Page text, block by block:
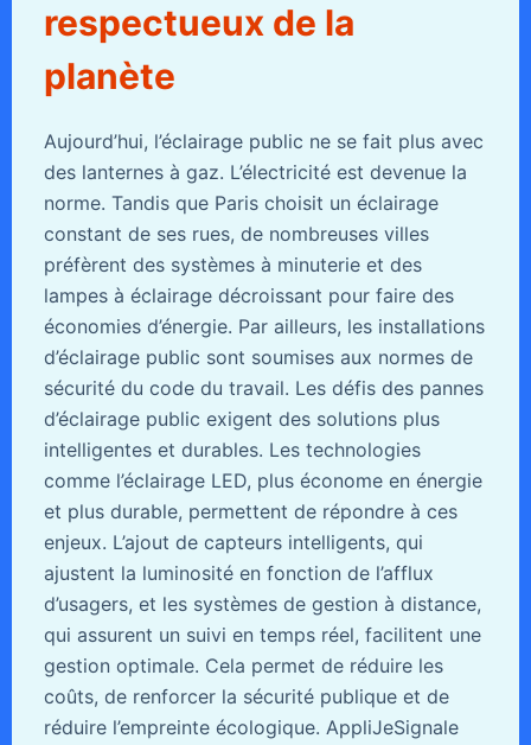
respectueux de la
planète
Aujourd’hui, l’éclairage public ne se fait plus avec
des lanternes à gaz. L’électricité est devenue la
norme. Tandis que Paris choisit un éclairage
constant de ses rues, de nombreuses villes
préfèrent des systèmes à minuterie et des
lampes à éclairage décroissant pour faire des
économies d’énergie. Par ailleurs, les installations
d’éclairage public sont soumises aux normes de
sécurité du code du travail. Les défis des pannes
d’éclairage public exigent des solutions plus
intelligentes et durables. Les technologies
comme l’éclairage LED, plus économe en énergie
et plus durable, permettent de répondre à ces
enjeux. L’ajout de capteurs intelligents, qui
ajustent la luminosité en fonction de l’afflux
d’usagers, et les systèmes de gestion à distance,
qui assurent un suivi en temps réel, facilitent une
gestion optimale. Cela permet de réduire les
coûts, de renforcer la sécurité publique et de
réduire l’empreinte écologique. AppliJeSignale